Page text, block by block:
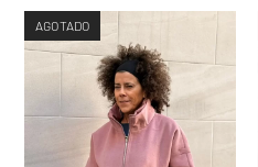
era:
55,00 €.
es:
33,00 €.
AGOTADO